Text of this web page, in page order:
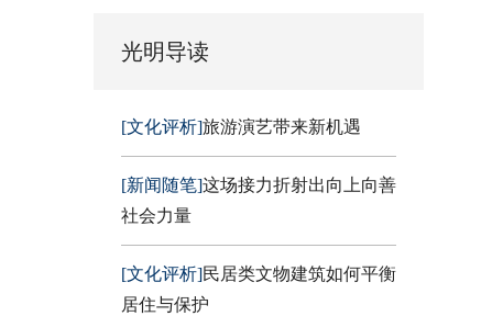
光明导读
[文化评析]旅游演艺带来新机遇
[新闻随笔]这场接力折射出向上向善
社会力量
[文化评析]民居类文物建筑如何平衡
居住与保护